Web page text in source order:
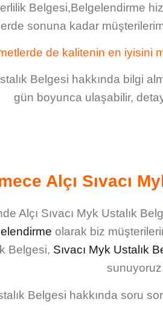
Belgesi,Belgelendirme
sonuna kadar
de kalitenin en iyisini
Belgesi hakkında bilgi
gün boyunca ulaşabilir,
Alçı Sıvacı
Alçı Sıvacı Myk Ustalık
olarak biz
Belgesi, Sıvacı Myk Ustalık
Belgesi hakkında soru